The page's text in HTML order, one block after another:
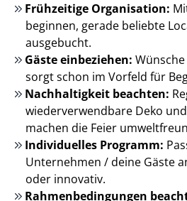
Frühzeitige Organisation:
beginnen, gerade beliebte
ausgebucht.
Gäste einbeziehen:
sorgt schon im Vorfeld für
Nachhaltigkeit beachten:
wiederverwendbare Deko
machen die Feier
Individuelles Programm:
Unternehmen / deine Gäste
oder innovativ.
Rahmenbedingungen